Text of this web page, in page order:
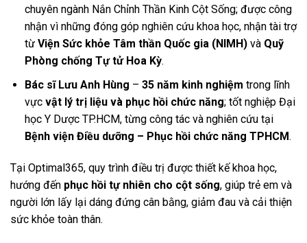
chuyên ngành Nắn Chỉnh Thần Kinh Cột Sống; được công
nhận vì những đóng góp nghiên cứu khoa học, nhận tài trợ
từ Viện Sức khỏe Tâm thần Quốc gia (NIMH)và Quỹ
Phòng chống Tự tử Hoa Kỳ.
Bác sĩ Lưu Anh Hùng – 35 năm kinh nghiệm trong lĩnh
vực vật lý trị liệu và phục hồi chức năng; tốt nghiệp Đại
học Y Dược TP.HCM, từng công tác và nghiên cứu tại
Bệnh viện Điều dưỡng – Phục hồi chức năng TPHCM.
Tại Optimal365, quy trình điều trị được thiết kế khoa học,
hướng đến phục hồi tự nhiên cho cột sống, giúp trẻ em và
người lớn lấy lại dáng đứng cân bằng, giảm đau và cải thiện
sức khỏe toàn thân.